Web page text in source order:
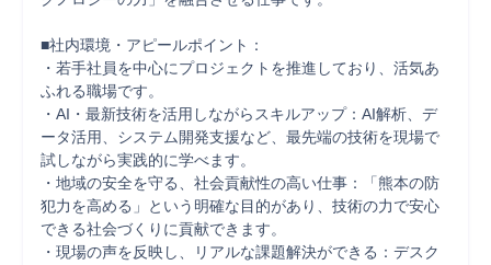
■社内環境・アピールポイント：
・若手社員を中心にプロジェクトを推進しており、活気あ
ふれる職場です。
・AI・最新技術を活用しながらスキルアップ：AI解析、デ
ータ活用、システム開発支援など、最先端の技術を現場で
試しながら実践的に学べます。
・地域の安全を守る、社会貢献性の高い仕事：「熊本の防
犯力を高める」という明確な目的があり、技術の力で安心
できる社会づくりに貢献できます。
・現場の声を反映し、リアルな課題解決ができる：デスク